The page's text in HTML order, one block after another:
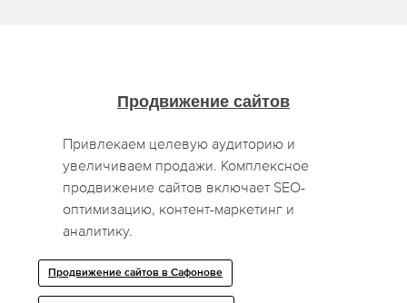
Продвижение сайтов
Привлекаем целевую аудиторию и
увеличиваем продажи. Комплексное
продвижение сайтов включает SEO-
оптимизацию, контент-маркетинг и
аналитику.
Продвижение сайтов в Сафонове